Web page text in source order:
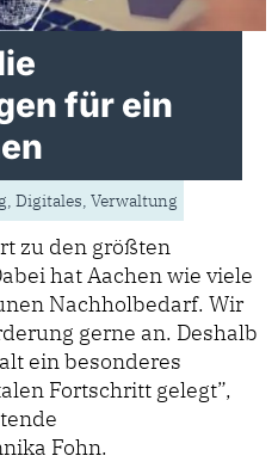
für ein
Digitales Verwaltung
zu den größten
hat Aachen wie viele
Nachholbedarf. Wir
gerne an. Deshalb
ein besonderes
Fortschritt gelegt”,
Fohn.